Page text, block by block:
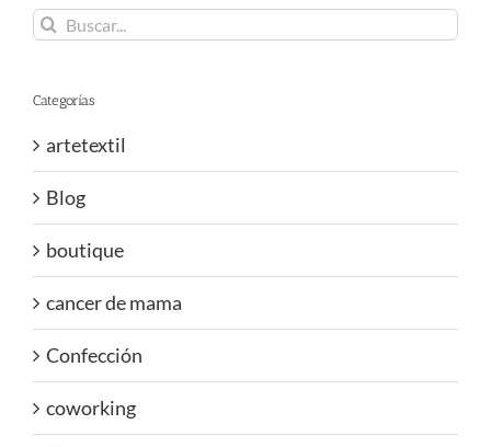
Buscar:
Categorías
artetextil
Blog
boutique
cancer de mama
Confección
coworking